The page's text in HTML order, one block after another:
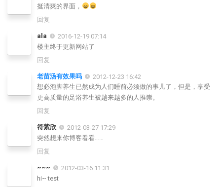
挺清爽的界面，
回复
ala
2016-12-19 07:14
楼主终于更新网站了
回复
老苗汤有效果吗
2012-12-23 16:42
想必泡脚养生已然成为人们睡前必须做的事儿了，但是，享受
更高质量的足浴养生被越来越多的人推崇。
回复
符紫欣
2012-03-27 17:29
突然想来你博客看看……
回复
~~~
2012-03-16 11:31
hi~ test